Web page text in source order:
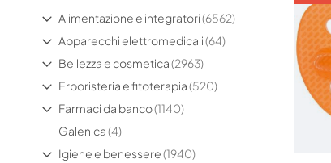
Alimentazione e integratori 6562
elementi
Apparecchi elettromedicali 64
elementi
Bellezza e cosmetica 2963
elementi
Erboristeria e fitoterapia 520
elementi
Farmaci da banco 1140
elementi
Galenica 4
elementi
Igiene e benessere 1940
elementi